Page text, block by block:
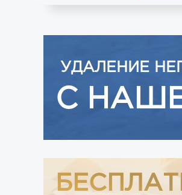
УДАЛЕНИЕ
С